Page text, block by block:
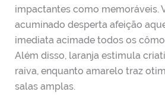
impactantes como memoráveis.
acuminado desperta afeição
imediata acimade todos os
Além disso, laranja estimula
raiva, enquanto amarelo traz
salas amplas.